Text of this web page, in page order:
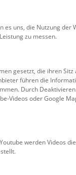
aus
Museums
Werke
ist sehr
Menschen
Jahrhundert
und
die so
die aber
es uns, die Nutzung der
zu messen.
gesetzt, die ihren Sitz
führen die
Durch
Videos oder Google
werden Videos